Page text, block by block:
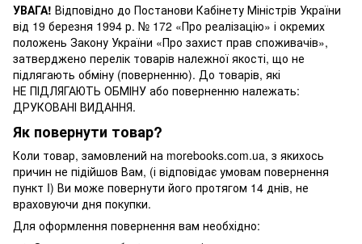
УВАГА! Відповідно до Постанови Кабінету Міністрів України
від 19 березня 1994 р. № 172 «Про реалізацію» і окремих
положень Закону України «Про захист прав споживачів»,
затверджено перелік товарів належної якості, що не
підлягають обміну (поверненню). До товарів, які
НЕ ПІДЛЯГАЮТЬ ОБМІНУ або поверненню належать:
ДРУКОВАНІ ВИДАННЯ.
Як повернути товар?
Коли товар, замовлений на morebooks.com.ua, з якихось
причин не підійшов Вам, (і відповідає умовам повернення
пункт I) Ви може повернути його протягом 14 днів, не
враховуючи дня покупки.
Для оформлення повернення вам необхідно: